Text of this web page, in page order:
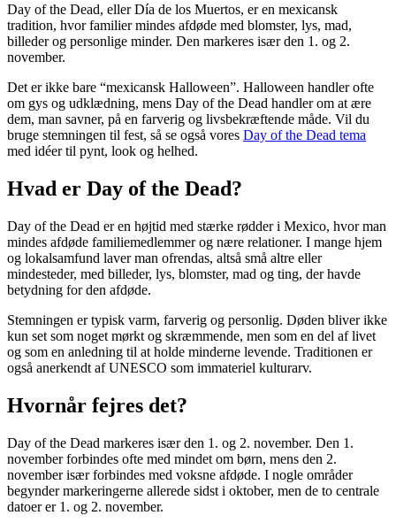
Day of the Dead, eller Día de los Muertos, er en mexicansk
tradition, hvor familier mindes afdøde med blomster, lys, mad,
billeder og personlige minder. Den markeres især den 1. og 2.
november.
Det er ikke bare “mexicansk Halloween”. Halloween handler ofte
om gys og udklædning, mens Day of the Dead handler om at ære
dem, man savner, på en farverig og livsbekræftende måde. Vil du
bruge stemningen til fest, så se også vores Day of the Dead tema
med idéer til pynt, look og helhed.
Hvad er Day of the Dead?
Day of the Dead er en højtid med stærke rødder i Mexico, hvor man
mindes afdøde familiemedlemmer og nære relationer. I mange hjem
og lokalsamfund laver man ofrendas, altså små altre eller
mindesteder, med billeder, lys, blomster, mad og ting, der havde
betydning for den afdøde.
Stemningen er typisk varm, farverig og personlig. Døden bliver ikke
kun set som noget mørkt og skræmmende, men som en del af livet
og som en anledning til at holde minderne levende. Traditionen er
også anerkendt af UNESCO som immateriel kulturarv.
Hvornår fejres det?
Day of the Dead markeres især den 1. og 2. november. Den 1.
november forbindes ofte med mindet om børn, mens den 2.
november især forbindes med voksne afdøde. I nogle områder
begynder markeringerne allerede sidst i oktober, men de to centrale
datoer er 1. og 2. november.